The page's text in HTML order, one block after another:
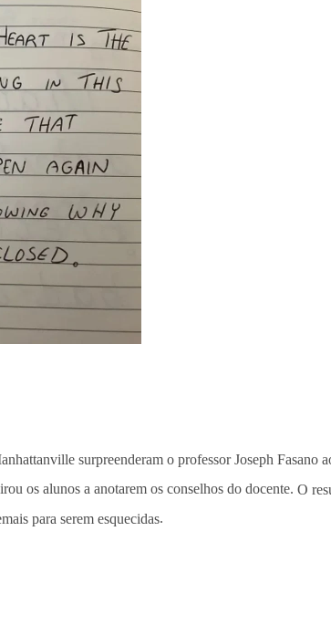
surpreenderam o professor Joseph Fasano
os alunos a anotarem os conselhos do docente. O
para serem esquecidas.